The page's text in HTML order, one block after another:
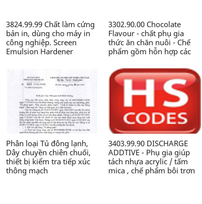
3824.99.99 Chất làm cứng
bản in, dùng cho máy in
công nghiệp. Screen
Emulsion Hardener
Chế phẩm hóa học thành
phần có chứa Glyoxal, axit
HCl..., dạng lỏng, dùng
trong công nghiệp in -
Công ty TNHH Nhãn mác
và Bao bì Maxim Việt Nam
3302.90.00 Chocolate
Flavour - chất phụ gia
thức ăn chăn nuôi - Chế
phẩm gồm hỗn hợp các
dioxit,.., dạng bột, đóng
gói 2kg/túi, dùng trong
sản xuất thức ăn chăn
nuôi - Công ty TNHH NN &
CN Chăn nuôi Nguyên
Xương
Phân loại Tủ đông lạnh,
Dây chuyền chiên chuối,
thiết bị kiểm tra tiếp xúc
thông mạch
3403.99.90 DISCHARGE
ADDTIVE - Phụ gia giúp
tách nhựa acrylic / tấm
mica , chế phẩm bôi trơn